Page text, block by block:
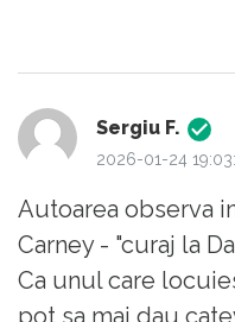
Sergiu F.
2026-01-24
Autoarea observa
Carney - "curaj la
Ca unul care
pot sa mai dau